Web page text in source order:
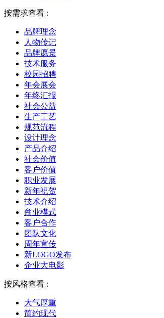
按需求查看 :
品牌理念
人物传记
品牌愿景
技术服务
校园招聘
年会展会
年终汇报
社会公益
生产工艺
规范流程
设计理念
产品介绍
社会价值
客户价值
职业发展
新年祝贺
技术介绍
商业模式
客户合作
团队文化
周年宣传
新LOGO发布
企业大电影
按风格查看 :
大气厚重
简约现代